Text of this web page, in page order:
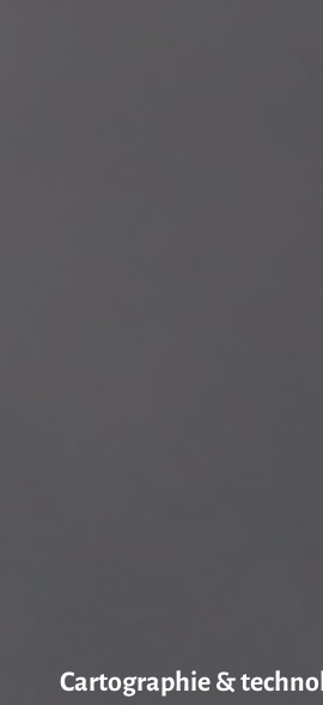
Cartographie &